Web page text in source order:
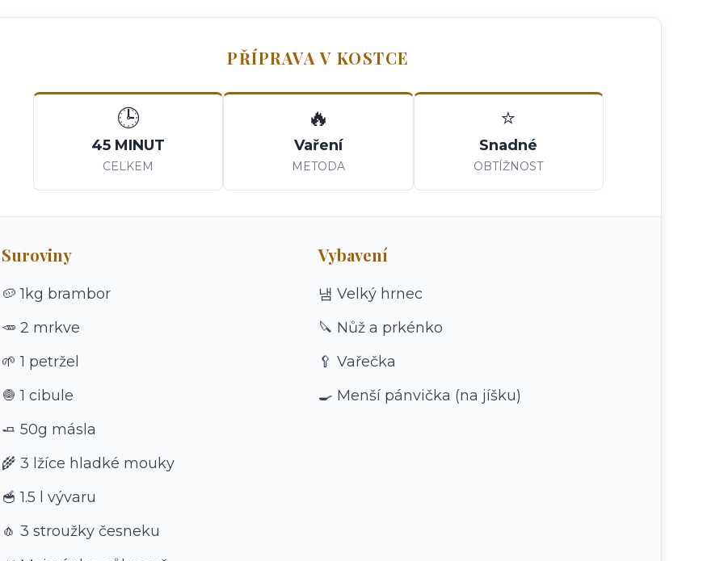
PŘÍPRAVA V KOSTCE
🕒
45 MINUT
CELKEM
🔥
Vaření
METODA
⭐
Snadné
OBTÍŽNOST
Suroviny
🥔 1kg brambor
🥕 2 mrkve
🌱 1 petržel
🧅 1 cibule
🧈 50g másla
🌾 3 lžíce hladké mouky
🥣 1.5 l vývaru
🧄 3 stroužky česneku
Vybavení
냄 Velký hrnec
🔪 Nůž a prkénko
🥄 Vařečka
🍳 Menší pánvička (na jíšku)